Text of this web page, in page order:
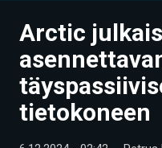
UUTISET
ARTIKKELIT
VIDEOT
Arctic
tietokoneen